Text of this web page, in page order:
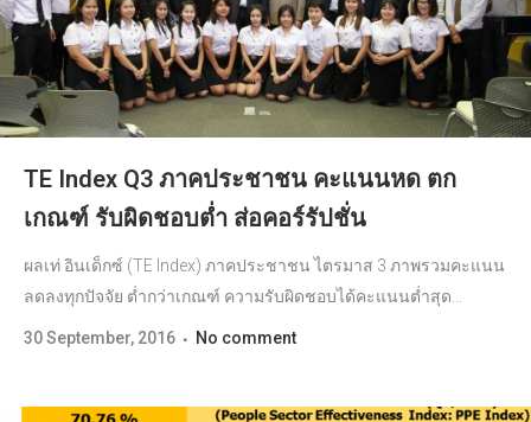
TE Index Q3 ภาคประชาชน คะแนนหด ตก
เกณฑ์ รับผิดชอบต่ำ ส่อคอร์รัปชั่น
ผลเท่ อินเด็กซ์ (TE Index) ภาคประชาชน ไตรมาส 3 ภาพรวมคะแนน
ลดลงทุกปัจจัย ต่ำกว่าเกณฑ์ ความรับผิดชอบได้คะแนนต่ำสุด...
30 September, 2016 No comment